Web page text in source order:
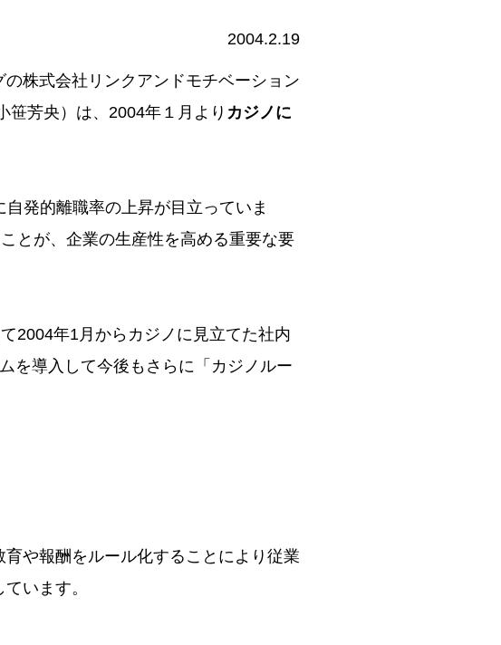
2004.2.19
株式会社リンクアンドモチベーション
芳央）は、2004年１月より カジノに
発的離職率の上昇が目立っていま
とが、企業の生産性を高める重要な要
2004年1月からカジノに見立てた社内
を導入して今後もさらに「カジノルー
や報酬をルール化することにより従業
います。